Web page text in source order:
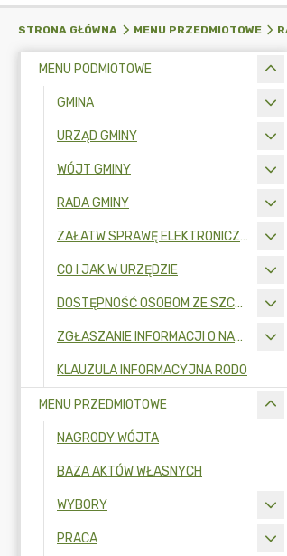
STRONA GŁÓWNA MENU PRZEDMIOTOWE
MENU PODMIOTOWE
GMINA
URZĄD GMINY
WÓJT GMINY
RADA GMINY
ZAŁATW SPRAWĘ ELEKTRONICZNIE
CO I JAK W URZĘDZIE
DOSTĘPNOŚĆ OSOBOM ZE SZCZEGÓLNYMI POTRZEBAMI
ZGŁASZANIE INFORMACJI O NARUSZENIU PRAWA I OCHRONA SYGNALISTÓW
KLAUZULA INFORMACYJNA RODO
MENU PRZEDMIOTOWE
NAGRODY WÓJTA
BAZA AKTÓW WŁASNYCH
WYBORY
PRACA